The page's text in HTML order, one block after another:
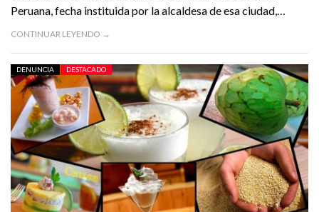
Peruana, fecha instituida por la alcaldesa de esa ciudad,…
CONTINUAR LEYENDO →
DENUNCIA DESTACADO